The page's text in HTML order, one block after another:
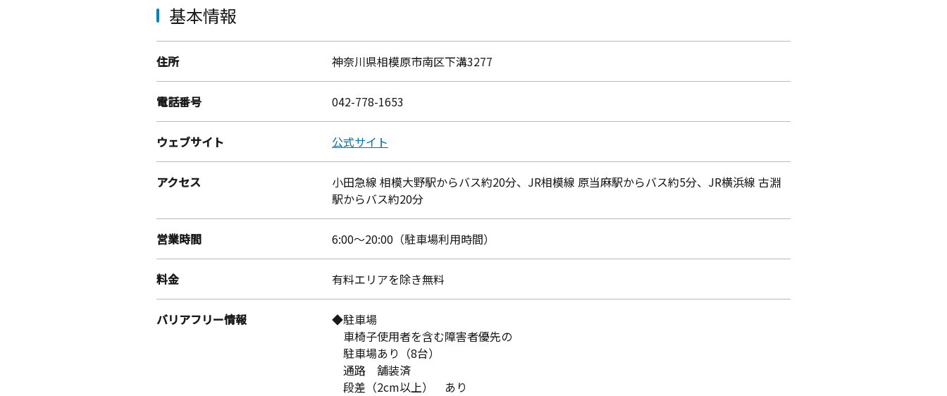
基本情報
住所 神奈川県相模原市南区下溝3277
電話番号 042-778-1653
ウェブサイト 公式サイト
アクセス
小田急線 相模大野駅からバス約20分、JR相模線 原当麻駅からバス約5分、JR横浜線 古淵
駅からバス約20分
営業時間 6:00～20:00（駐車場利用時間）
料金 有料エリアを除き無料
バリアフリー情報
◆駐車場
車椅子使用者を含む障害者優先の
駐車場あり（8台）
通路 舗装済
段差（2cm以上） あり